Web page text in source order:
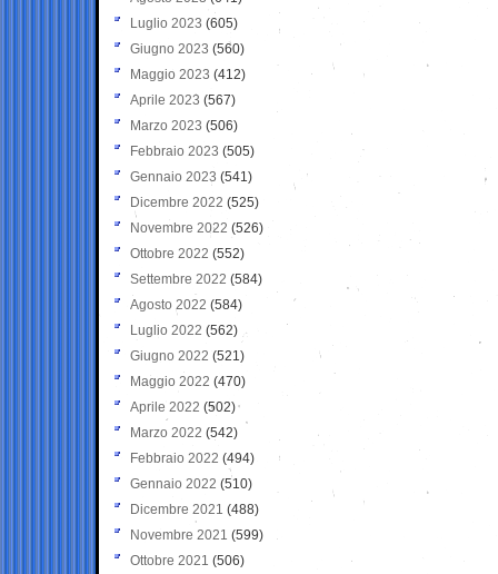
Luglio 2023 (605)
Giugno 2023 (560)
Maggio 2023 (412)
Aprile 2023 (567)
Marzo 2023 (506)
Febbraio 2023 (505)
Gennaio 2023 (541)
Dicembre 2022 (525)
Novembre 2022 (526)
Ottobre 2022 (552)
Settembre 2022 (584)
Agosto 2022 (584)
Luglio 2022 (562)
Giugno 2022 (521)
Maggio 2022 (470)
Aprile 2022 (502)
Marzo 2022 (542)
Febbraio 2022 (494)
Gennaio 2022 (510)
Dicembre 2021 (488)
Novembre 2021 (599)
Ottobre 2021 (506)